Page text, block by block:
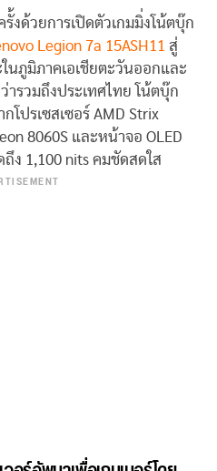
รั้งด้วยการเปิดตัวเกมมิ่งโน้ตบุ๊ก
Legion 7a 15ASH11 สู่
นภูมิภาคเอเชียตะวันออกและ
ารวมถึงประเทศไทย โน้ตบุ๊ก
โปรเซสเซอร์ AMD Strix
8060S และหน้าจอ OLED
ง 1,100 nits คมชัดสดใส